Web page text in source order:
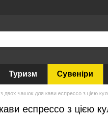
Туризм Сувеніри
з двох чашок для кави еспрессо з цією
еспрессо з цією